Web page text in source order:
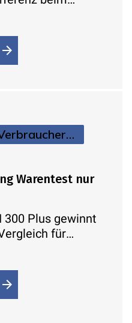
ist, und gibt
Verbraucherinfos
Warentest nur
300 Plus gewinnt
für
dem Titel
bei